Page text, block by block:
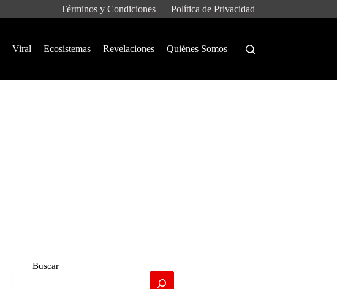
Términos y Condiciones Política de Privacidad
Viral Ecosistemas Revelaciones Quiénes Somos
Buscar